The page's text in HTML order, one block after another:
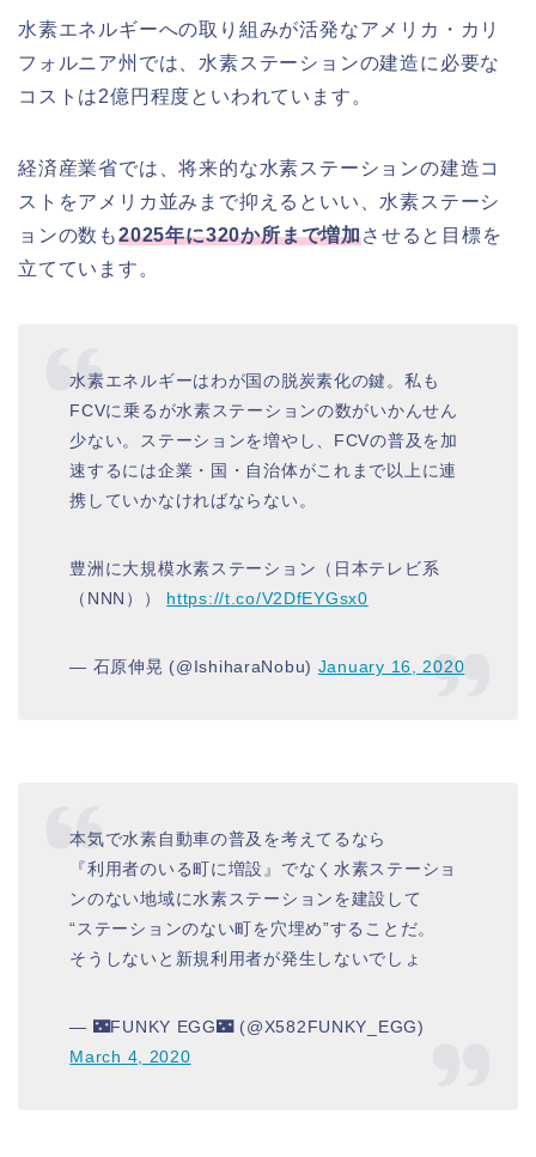
水素エネルギーへの取り組みが活発なアメリカ・カリ
フォルニア州では、水素ステーションの建造に必要な
コストは2億円程度といわれています。
経済産業省では、将来的な水素ステーションの建造コ
ストをアメリカ並みまで抑えるといい、水素ステーシ
ョンの数も2025年に320か所まで増加させると目標を
立てています。
水素エネルギーはわが国の脱炭素化の鍵。私も
FCVに乗るが水素ステーションの数がいかんせん
少ない。ステーションを増やし、FCVの普及を加
速するには企業・国・自治体がこれまで以上に連
携していかなければならない。
豊洲に大規模水素ステーション（日本テレビ系
（NNN）） https://t.co/V2DfEYGsx0
— 石原伸晃 (@IshiharaNobu) January 16, 2020
本気で水素自動車の普及を考えてるなら
『利用者のいる町に増設』でなく水素ステーショ
ンのない地域に水素ステーションを建設して
“ステーションのない町を穴埋め”することだ。
そうしないと新規利用者が発生しないでしょ
— 🌃FUNKY EGG🌃 (@X582FUNKY_EGG)
March 4, 2020